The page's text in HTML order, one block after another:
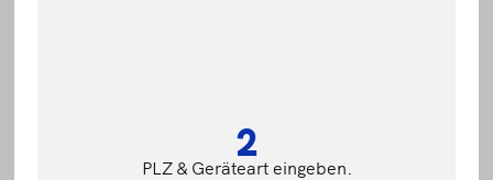
2
PLZ & Geräteart eingeben.